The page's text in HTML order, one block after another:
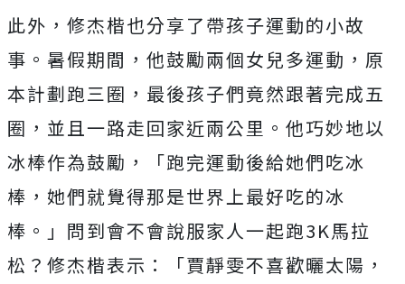
此外，修杰楷也分享了帶孩子運動的小故
事。暑假期間，他鼓勵兩個女兒多運動，原
本計劃跑三圈，最後孩子們竟然跟著完成五
圈，並且一路走回家近兩公里。他巧妙地以
冰棒作為鼓勵，「跑完運動後給她們吃冰
棒，她們就覺得那是世界上最好吃的冰
棒。」問到會不會說服家人一起跑3K馬拉
松？修杰楷表示：「賈靜雯不喜歡曬太陽，